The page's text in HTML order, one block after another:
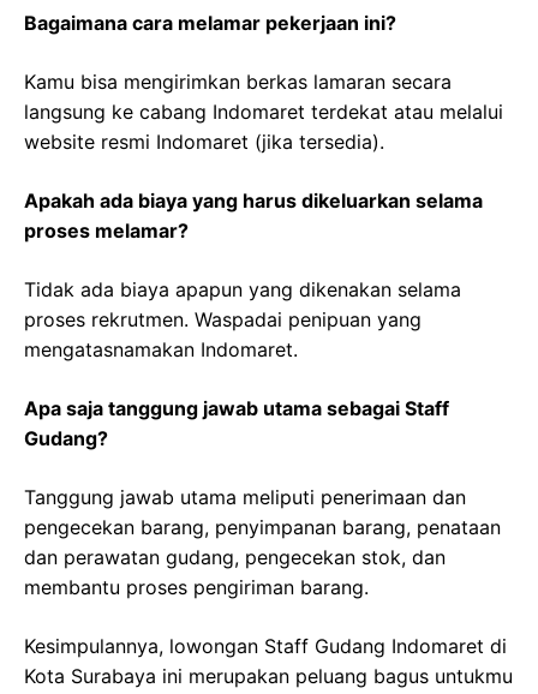
Bagaimana cara melamar pekerjaan ini?
Kamu bisa mengirimkan berkas lamaran secara
langsung ke cabang Indomaret terdekat atau melalui
website resmi Indomaret (jika tersedia).
Apakah ada biaya yang harus dikeluarkan selama
proses melamar?
Tidak ada biaya apapun yang dikenakan selama
proses rekrutmen. Waspadai penipuan yang
mengatasnamakan Indomaret.
Apa saja tanggung jawab utama sebagai Staff
Gudang?
Tanggung jawab utama meliputi penerimaan dan
pengecekan barang, penyimpanan barang, penataan
dan perawatan gudang, pengecekan stok, dan
membantu proses pengiriman barang.
Kesimpulannya, lowongan Staff Gudang Indomaret di
Kota Surabaya ini merupakan peluang bagus untukmu